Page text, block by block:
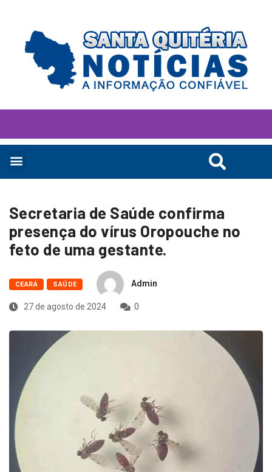
Secretaria de Saúde confirma
presença do vírus Oropouche no
feto de uma gestante.
CEARÁ SAÚDE Admin
27 de agosto de 2024 0